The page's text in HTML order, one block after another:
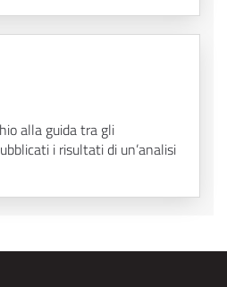
alla guida tra gli
i risultati di un’analisi